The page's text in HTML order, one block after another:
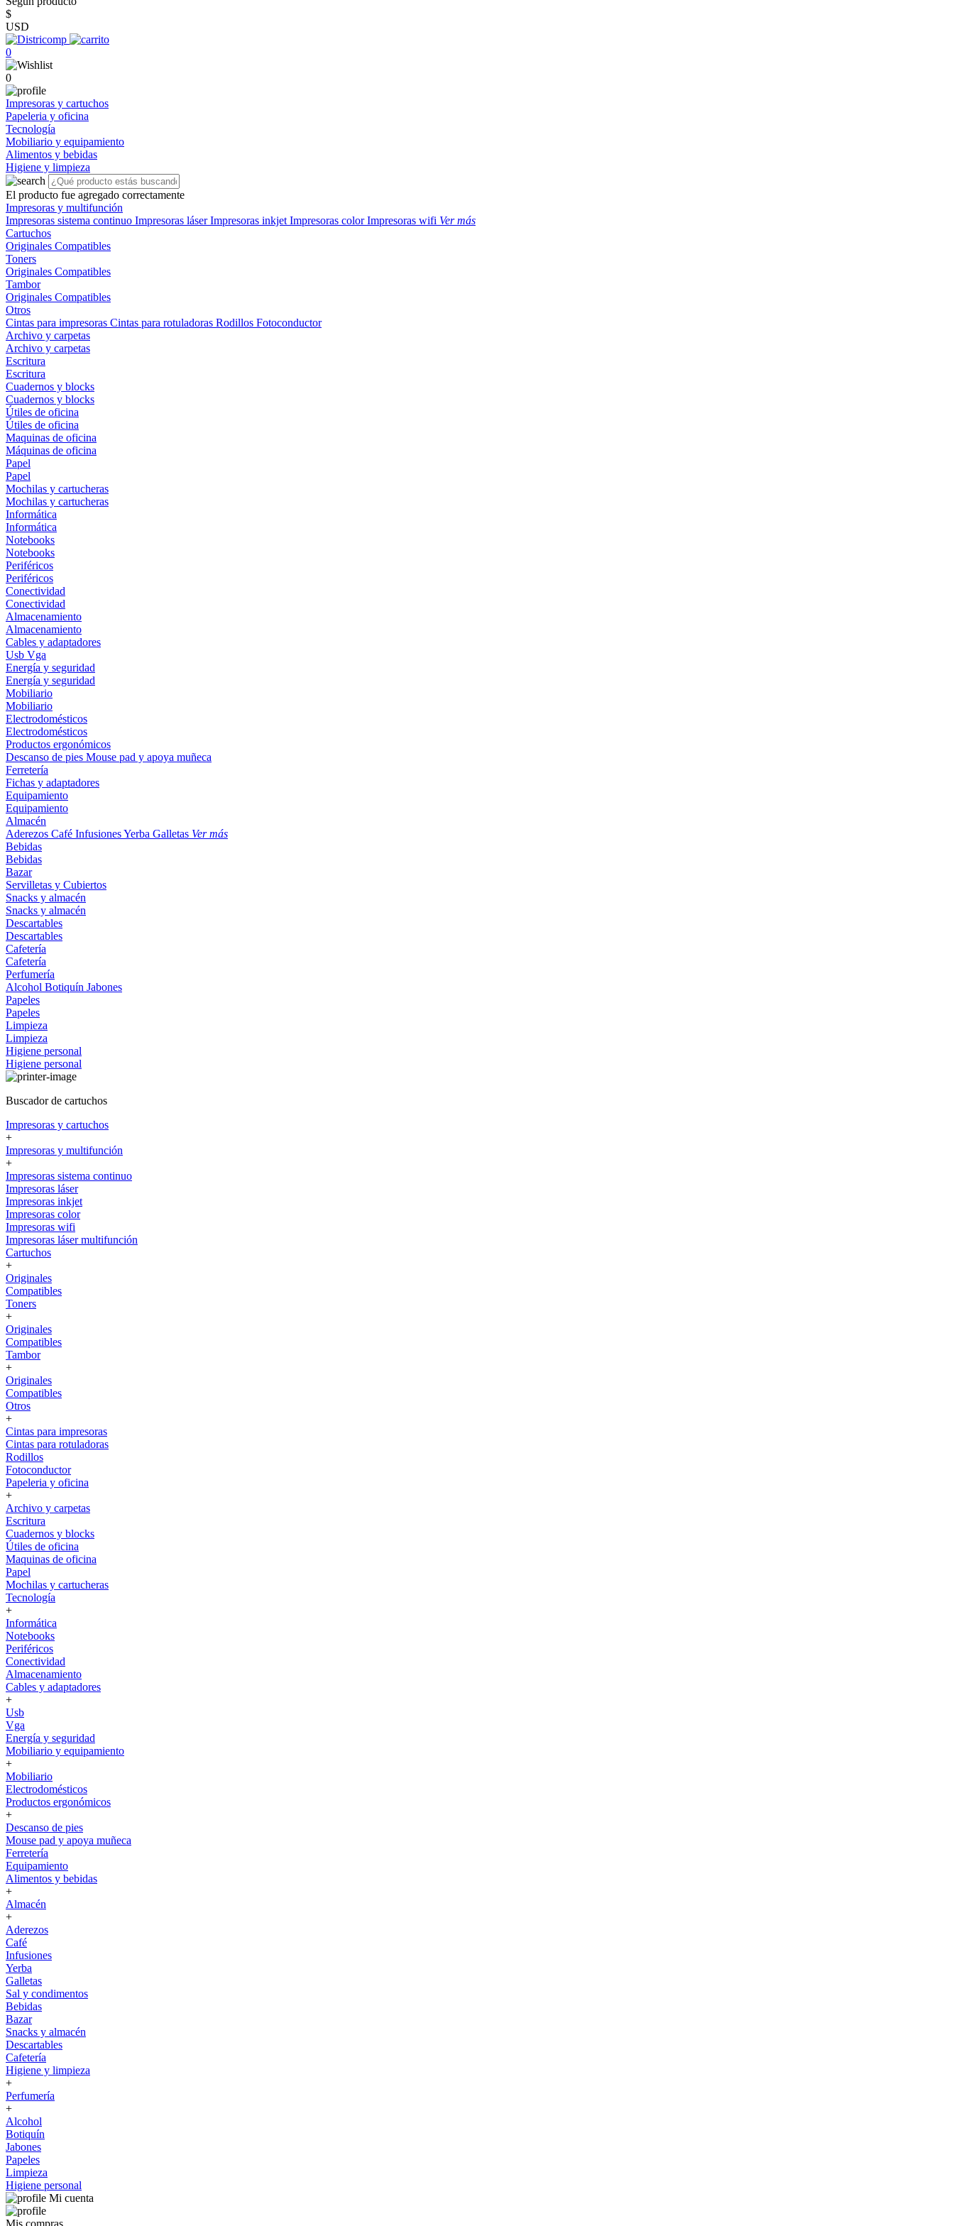
$
USD
0
0
Impresoras y cartuchos
Papeleria y oficina
Tecnología
Mobiliario y equipamiento
Alimentos y bebidas
Higiene y limpieza
El producto fue agregado correctamente
Impresoras y multifunción
Impresoras sistema continuo Impresoras láserImpresoras inkjet Impresoras colorImpresoras wifi Ver más
Cartuchos
Originales Compatibles
Toners
Originales Compatibles
Tambor
Originales Compatibles
Otros
Cintas para impresoras Cintas para rotuladoras Rodillos Fotoconductor
Archivo y carpetas
Archivo y carpetas
Escritura
Escritura
Cuadernos y blocks
Cuadernos y blocks
Útiles de oficina
Útiles de oficina
Maquinas de oficina
Máquinas de oficina
Papel
Papel
Mochilas y cartucheras
Mochilas y cartucheras
Informática
Informática
Notebooks
Notebooks
Periféricos
Periféricos
Conectividad
Conectividad
Almacenamiento
Almacenamiento
Cables y adaptadores
Usb Vga
Energía y seguridad
Energía y seguridad
Mobiliario
Mobiliario
Electrodomésticos
Electrodomésticos
Productos ergonómicos
Descanso de pies Mouse pad y apoya muñeca
Ferretería
Fichas y adaptadores
Equipamiento
Equipamiento
Almacén
Aderezos Café InfusionesYerba Galletas Ver más
Bebidas
Bebidas
Bazar
Servilletas y Cubiertos
Snacks y almacén
Snacks y almacén
Descartables
Descartables
Cafetería
Cafetería
Perfumería
Alcohol Botiquín Jabones
Papeles
Papeles
Limpieza
Limpieza
Higiene personal
Higiene personal
Buscador de cartuchos
Impresoras y cartuchos
+
Impresoras y multifunción
+
Impresoras sistema continuo
Impresoras láser
Impresoras inkjet
Impresoras color
Impresoras wifi
Impresoras láser multifunción
Cartuchos
+
Originales
Compatibles
Toners
+
Originales
Compatibles
Tambor
+
Originales
Compatibles
Otros
+
Cintas para impresoras
Cintas para rotuladoras
Rodillos
Fotoconductor
Papeleria y oficina
+
Archivo y carpetas
Escritura
Cuadernos y blocks
Útiles de oficina
Maquinas de oficina
Papel
Mochilas y cartucheras
Tecnología
+
Informática
Notebooks
Periféricos
Conectividad
Almacenamiento
Cables y adaptadores
+
Usb
Vga
Energía y seguridad
Mobiliario y equipamiento
+
Mobiliario
Electrodomésticos
Productos ergonómicos
+
Descanso de pies
Mouse pad y apoya muñeca
Ferretería
Equipamiento
Alimentos y bebidas
+
Almacén
+
Aderezos
Café
Infusiones
Yerba
Galletas
Sal y condimentos
Bebidas
Bazar
Snacks y almacén
Descartables
Cafetería
Higiene y limpieza
+
Perfumería
+
Alcohol
Botiquín
Jabones
Papeles
Limpieza
Higiene personal
Mi cuenta
Mis compras